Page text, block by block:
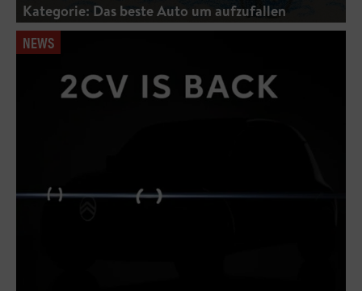
Kategorie: Das beste Auto um aufzufallen
NEWS